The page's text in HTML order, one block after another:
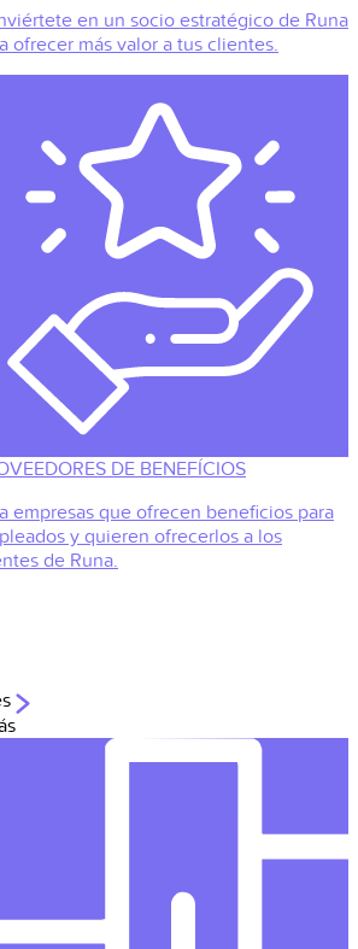
en un socio estratégico de Runa
ofrecer más valor a tus clientes.
DE BENEFÍCIOS
empresas que ofrecen beneficios para
y quieren ofrecerlos a los
de Runa.